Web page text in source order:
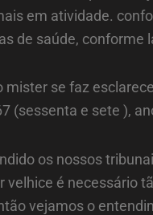
em atividade.
de saúde, conforme
se faz
(sessenta e sete ),
os nossos
velhice é necessário
vejamos o